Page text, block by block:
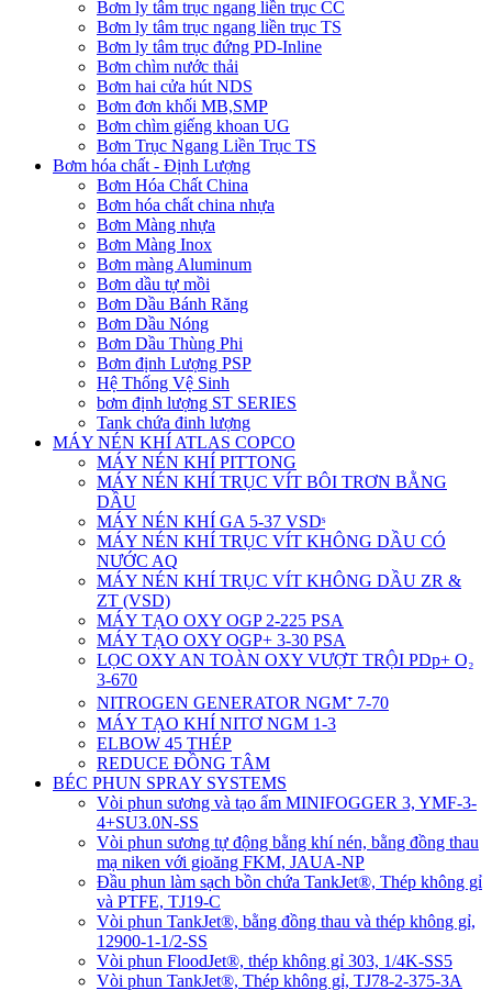
Bơm ly tâm trục ngang liền trục CC
Bơm ly tâm trục ngang liền trục TS
Bơm ly tâm trục đứng PD-Inline
Bơm chìm nước thải
Bơm hai cửa hút NDS
Bơm đơn khối MB,SMP
Bơm chìm giếng khoan UG
Bơm Trục Ngang Liền Trục TS
Bơm hóa chất - Định Lượng
Bơm Hóa Chất China
Bơm hóa chất china nhựa
Bơm Màng nhựa
Bơm Màng Inox
Bơm màng Aluminum
Bơm dầu tự mồi
Bơm Dầu Bánh Răng
Bơm Dầu Nóng
Bơm Dầu Thùng Phi
Bơm định Lượng PSP
Hệ Thống Vệ Sinh
bơm định lượng ST SERIES
Tank chứa đinh lượng
MÁY NÉN KHÍ ATLAS COPCO
MÁY NÉN KHÍ PITTONG
MÁY NÉN KHÍ TRỤC VÍT BÔI TRƠN BẰNG
DẦU
MÁY NÉN KHÍ GA 5-37 VSDˢ
MÁY NÉN KHÍ TRỤC VÍT KHÔNG DẦU CÓ
NƯỚC AQ
MÁY NÉN KHÍ TRỤC VÍT KHÔNG DẦU ZR &
ZT (VSD)
MÁY TẠO OXY OGP 2-225 PSA
MÁY TẠO OXY OGP+ 3-30 PSA
LỌC OXY AN TOÀN OXY VƯỢT TRỘI PDp+ O₂
3-670
NITROGEN GENERATOR NGM⁺ 7-70
MÁY TẠO KHÍ NITƠ NGM 1-3
ELBOW 45 THÉP
REDUCE ĐỒNG TÂM
BÉC PHUN SPRAY SYSTEMS
Vòi phun sương và tạo ẩm MINIFOGGER 3, YMF-3-
4+SU3.0N-SS
Vòi phun sương tự động bằng khí nén, bằng đồng thau
mạ niken với gioăng FKM, JAUA-NP
Đầu phun làm sạch bồn chứa TankJet®, Thép không gỉ
và PTFE, TJ19-C
Vòi phun TankJet®, bằng đồng thau và thép không gỉ,
12900-1-1/2-SS
Vòi phun FloodJet®, thép không gỉ 303, 1/4K-SS5
Vòi phun TankJet®, Thép không gỉ, TJ78-2-375-3A